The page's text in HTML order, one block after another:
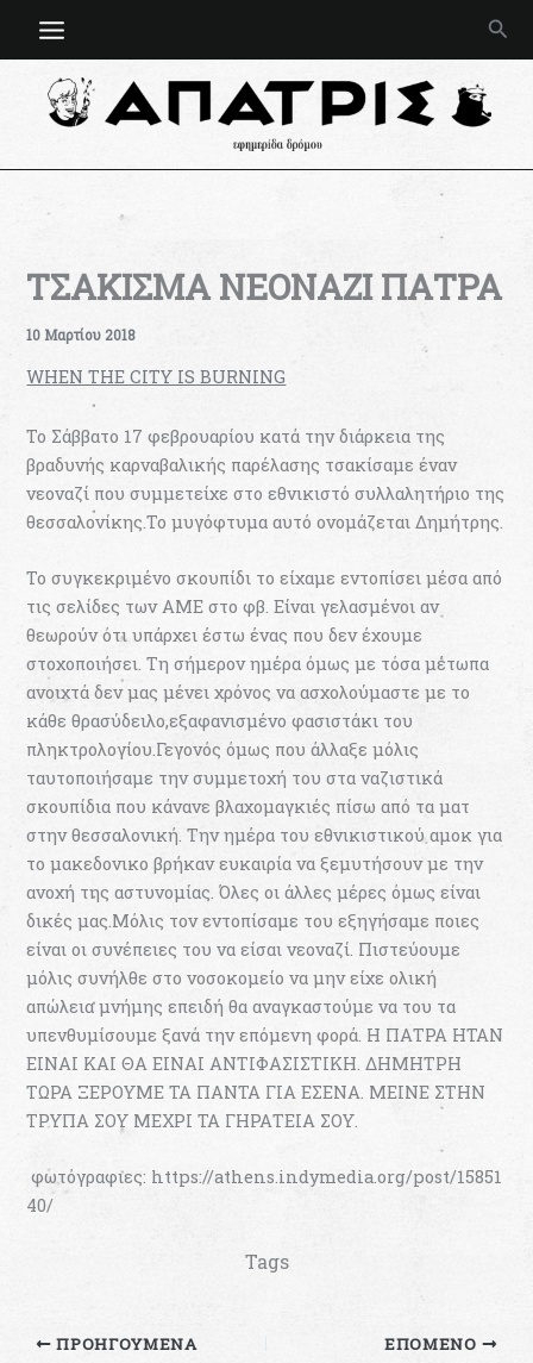
ΤΣΑΚΙΣΜΑ ΝΕΟΝΑΖΙ ΠΑΤΡΑ
10 Μαρτίου 2018
WHEN THE CITY IS BURNING
Το Σάββατο 17 φεβρουαρίου κατά την διάρκεια της
βραδυνής καρναβαλικής παρέλασης τσακίσαμε έναν
νεοναζί που συμμετείχε στο εθνικιστό συλλαλητήριο της
θεσσαλονίκης.Το μυγόφτυμα αυτό ονομάζεται Δημήτρης.
Το συγκεκριμένο σκουπίδι το είχαμε εντοπίσει μέσα από
τις σελίδες των ΑΜΕ στο φβ. Είναι γελασμένοι αν
θεωρούν ότι υπάρχει έστω ένας που δεν έχουμε
στοχοποιήσει. Τη σήμερον ημέρα όμως με τόσα μέτωπα
ανοιχτά δεν μας μένει χρόνος να ασχολούμαστε με το
κάθε θρασύδειλο,εξαφανισμένο φασιστάκι του
πληκτρολογίου.Γεγονός όμως που άλλαξε μόλις
ταυτοποιήσαμε την συμμετοχή του στα ναζιστικά
σκουπίδια που κάνανε βλαχομαγκιές πίσω από τα ματ
στην θεσσαλονική. Την ημέρα του εθνικιστικού αμοκ για
το μακεδονικο βρήκαν ευκαιρία να ξεμυτήσουν με την
ανοχή της αστυνομίας. Όλες οι άλλες μέρες όμως είναι
δικές μας.Μόλις τον εντοπίσαμε του εξηγήσαμε ποιες
είναι οι συνέπειες του να είσαι νεοναζί. Πιστεύουμε
μόλις συνήλθε στο νοσοκομείο να μην είχε ολική
απώλεια μνήμης επειδή θα αναγκαστούμε να του τα
υπενθυμίσουμε ξανά την επόμενη φορά. Η ΠΑΤΡΑ ΗΤΑΝ
ΕΙΝΑΙ ΚΑΙ ΘΑ ΕΙΝΑΙ ΑΝΤΙΦΑΣΙΣΤΙΚΗ. ΔΗΜΗΤΡΗ
ΤΩΡΑ ΞΕΡΟΥΜΕ ΤΑ ΠΑΝΤΑ ΓΙΑ ΕΣΕΝΑ. ΜΕΙΝΕ ΣΤΗΝ
ΤΡΥΠΑ ΣΟΥ ΜΕΧΡΙ ΤΑ ΓΗΡΑΤΕΙΑ ΣΟΥ.
φωτόγραφιες: https://athens.indymedia.org/post/15851
40/
Tags
ΠΡΟΗΓΟΎΜΕΝΑ ΕΠΌΜΕΝΟ